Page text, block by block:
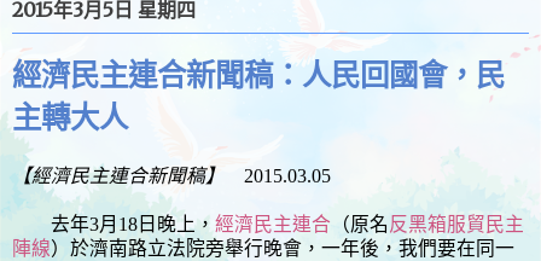
2015年3月5日 星期四
經濟民主連合新聞稿：人民回國會，民
主轉大人
【經濟民主連合新聞稿】 2015.03.05
去年3月18日晚上， 經濟民主連合 （原名 反黑箱服貿民主
陣線）於濟南路立法院旁舉行晚會，一年後，我們要在同一